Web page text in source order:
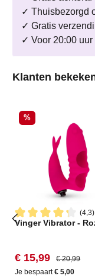
✓ Thuisbezorgd
✓ Gratis
✓ Voor 20:00
Productgalerij
Klanten
Korting
%
(4,3)
Gemiddelde
Vinger Vibrator -
Verkoopprijs:
€ 15,99 Normale
€ 20,99
Je bespaart€ 5,00